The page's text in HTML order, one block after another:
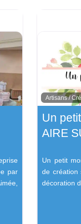
par
Artisans /
Un
AIRE
Un petit
de création
décoration